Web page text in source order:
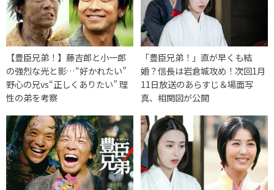
【豊臣兄弟！】藤吉郎と小一郎
の強烈な光と影…“好かれたい”
野心の兄vs“正しくありたい” 理
性の弟を考察
「豊臣兄弟！」直が早くも結
婚？信長は岩倉城攻め！次回1月
11日放送のあらすじ＆場面写
真、相関図が公開